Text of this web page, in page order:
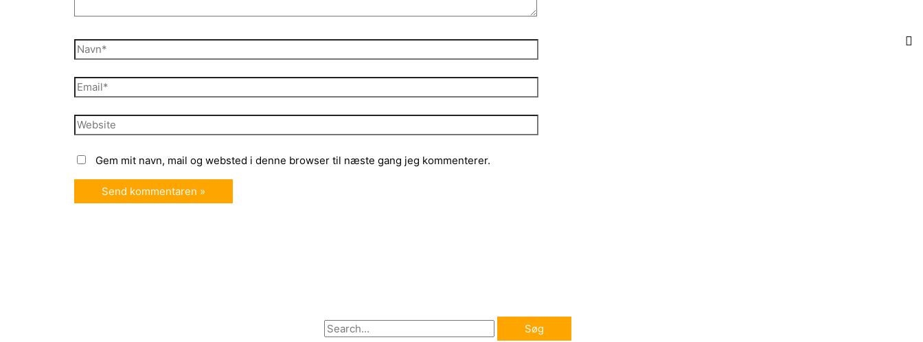
Navn*
Email*
Website
Gem mit navn, mail og websted i denne browser til næste gang jeg kommenterer.
S